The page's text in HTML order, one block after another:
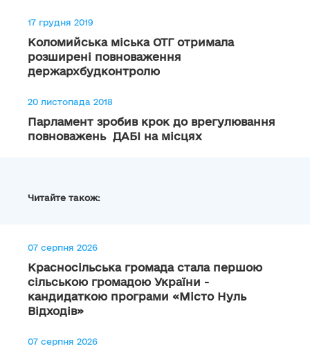
17 грудня 2019
Коломийська міська ОТГ отримала
розширені повноваження
держархбудконтролю
20 листопада 2018
Парламент зробив крок до врегулювання
повноважень ДАБІ на місцях
Читайте також:
07 серпня 2026
Красносільська громада стала першою
сільською громадою України -
кандидаткою програми «Місто Нуль
Відходів»
07 серпня 2026